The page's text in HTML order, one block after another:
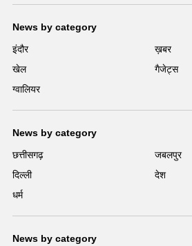
News by category
इंदौर
ख़बर
खेल
गैजेट्स
ग्वालियर
News by category
छत्तीसगढ़
जबलपुर
दिल्ली
देश
धर्म
News by category